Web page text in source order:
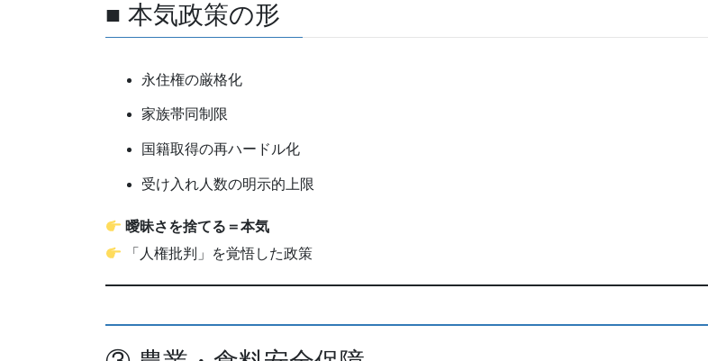
■ 本気政策の形
永住権の厳格化
家族帯同制限
国籍取得の再ハードル化
受け入れ人数の明示的上限
曖昧さを捨てる＝本気
「人権批判」を覚悟した政策